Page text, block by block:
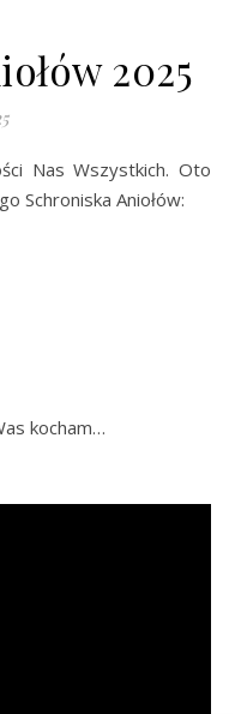
2025
Schroniska Aniołów:
kocham…